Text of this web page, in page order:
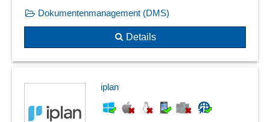
Dokumentenmanagement (DMS)
Details
iplan